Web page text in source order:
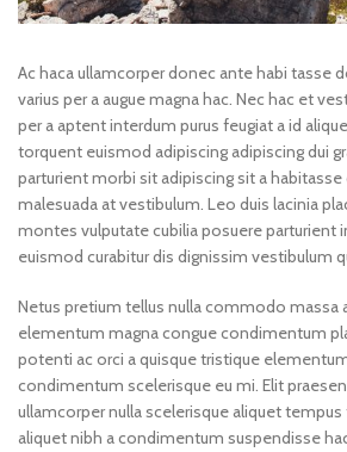
Ac haca ullamcorper donec ante habi tasse
varius per a augue magna hac. Nec hac et
per a aptent interdum purus feugiat a id
torquent euismod adipiscing adipiscing dui
parturient morbi sit adipiscing sit a habitasse
malesuada at vestibulum. Leo duis lacinia
montes vulputate cubilia posuere parturient
euismod curabitur dis dignissim vestibulum
Netus pretium tellus nulla commodo massa
elementum magna congue condimentum
potenti ac orci a quisque tristique
condimentum scelerisque eu mi. Elit
ullamcorper nulla scelerisque aliquet tempus
aliquet nibh a condimentum suspendisse